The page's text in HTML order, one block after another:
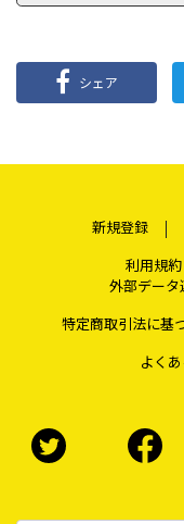
シェア
新規登録
利用規約
外部デー
特定商取引法に基
よく